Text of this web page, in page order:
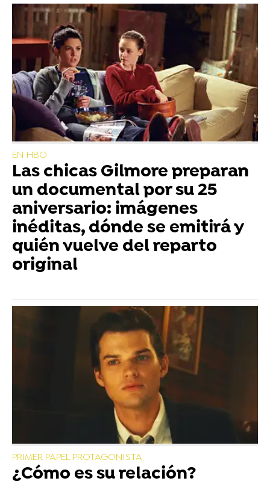
EN HBO
Las chicas Gilmore preparan
un documental por su 25
aniversario: imágenes
inéditas, dónde se emitirá y
quién vuelve del reparto
original
PRIMER PAPEL PROTAGONISTA
¿Cómo es su relación?